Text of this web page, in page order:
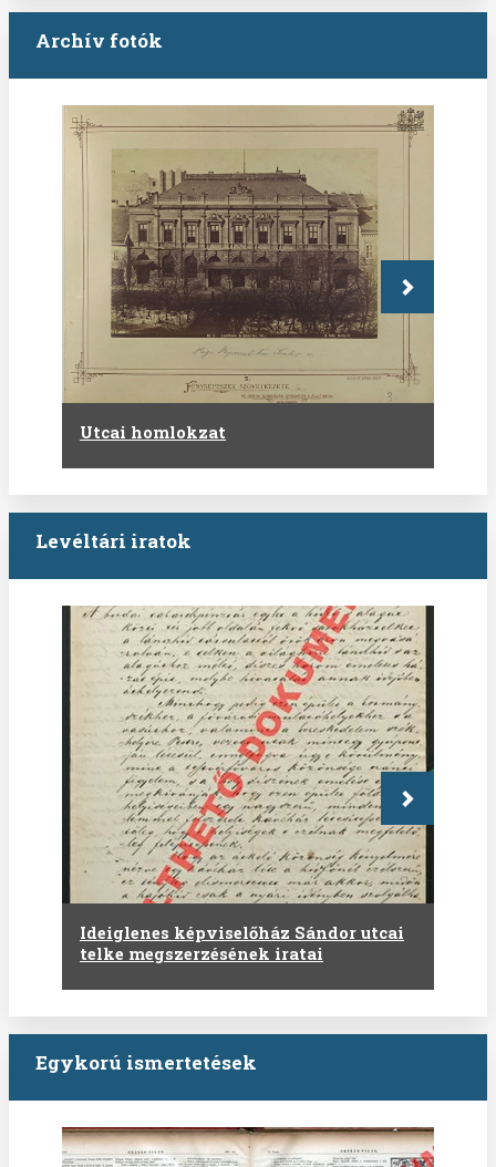
Archív fotók
Utcai homlokzat
Következő
Levéltári iratok
Ideiglenes képviselőház Sándor utcai
telke megszerzésének iratai
Következő
Egykorú ismertetések